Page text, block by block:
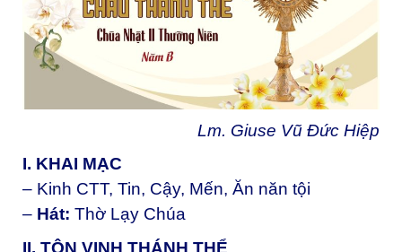
Lm. Giuse Vũ Đức Hiệp
I. KHAI MẠC
– Kinh CTT, Tin, Cậy, Mến, Ăn năn tội
– Hát: Thờ Lạy Chúa
II. TÔN VINH THÁNH THỂ